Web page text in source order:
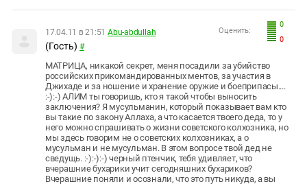
0
0
Оценить:
17.04.11 в 21:51 Abu-abdullah
(Гость) #
МАТРИЦА, никакой секрет, меня посадили за убийство
российских прикомандированных ментов, за участия в
Джихаде и за ношение и хранение оружие и боеприпасы....
:-):-) АЛИМ ты говоришь, кто я такой чтобы выносить
заключения? Я мусульманин, который показывает вам кто
вы такие по закону Аллаха, а что касается твоего деда, то у
него можно спрашивать о жизни советского колхозника, но
мы здесь говорим не о советских колхозниках, а о
мусульман и не мусульман. В этом вопросе твой дед не
сведущь. :-):-):-) черный птенчик, тебя удивляет, что
вчерашние бухарики учит сегодняшних бухариков?
Вчерашние поняли и осознали, что это путь никуда, а вы